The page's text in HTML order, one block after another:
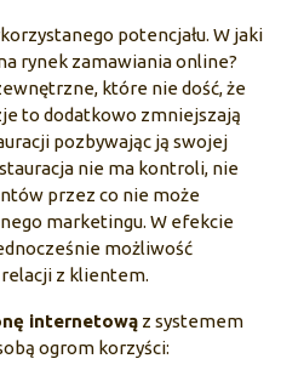
potencjału. W jaki
rynek zamawiania online?
które nie dość, że
to dodatkowo zmniejszają
pozbywając ją swojej
nie ma kontroli, nie
przez co nie może
marketingu. W efekcie
możliwość
z klientem.
internetową z systemem
ogrom korzyści: